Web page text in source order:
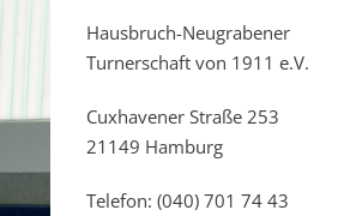
Hausbruch-Neugrabener
Turnerschaft von 1911 e.V.
Cuxhavener Straße 253
21149 Hamburg
Telefon: (040) 701 74 43